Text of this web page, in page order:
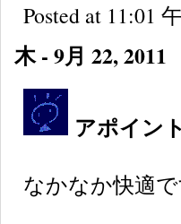
Posted at 11:01
木 - 9月 22, 2011
アポイン
なかなか快適